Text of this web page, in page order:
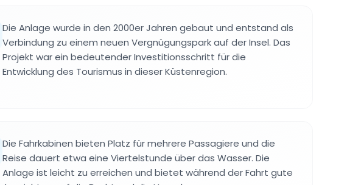
Die Anlage wurde in den 2000er Jahren gebaut und entstand als
Verbindung zu einem neuen Vergnügungspark auf der Insel. Das
Projekt war ein bedeutender Investitionsschritt für die
Entwicklung des Tourismus in dieser Küstenregion.
Die Fahrkabinen bieten Platz für mehrere Passagiere und die
Reise dauert etwa eine Viertelstunde über das Wasser. Die
Anlage ist leicht zu erreichen und bietet während der Fahrt gute